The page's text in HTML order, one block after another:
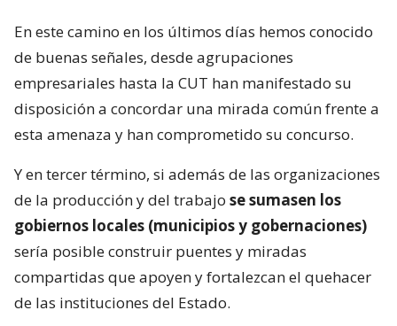
En este camino en los últimos días hemos conocido
de buenas señales, desde agrupaciones
empresariales hasta la CUT han manifestado su
disposición a concordar una mirada común frente a
esta amenaza y han comprometido su concurso.
Y en tercer término, si además de las organizaciones
de la producción y del trabajo se sumasen los
gobiernos locales (municipios y gobernaciones)
sería posible construir puentes y miradas
compartidas que apoyen y fortalezcan el quehacer
de las instituciones del Estado.